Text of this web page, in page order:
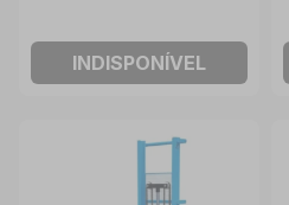
INDISPONÍVEL